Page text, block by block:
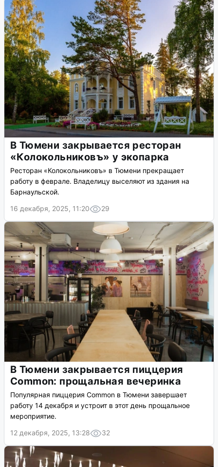
В Тюмени закрывается ресторан
«Колокольниковъ» у экопарка
Ресторан «Колокольниковъ» в Тюмени прекращает
работу в феврале. Владелицу выселяют из здания на
Барнаульской.
16 декабря, 2025, 11:20
29
В Тюмени закрывается пиццерия
Common: прощальная вечеринка
Популярная пиццерия Common в Тюмени завершает
работу 14 декабря и устроит в этот день прощальное
мероприятие.
12 декабря, 2025, 13:28
32